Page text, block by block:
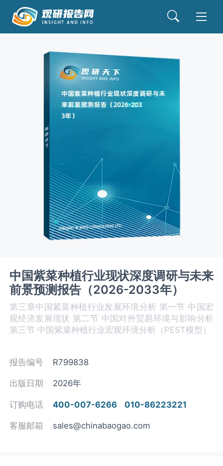
中国紫菜种植行业现状深度调研与未来
前景预测报告（2026-2033年）
第三章中国紫菜种植‌‌‌行业发展环境分析 第一节 中国宏
观经济发展现状 第二节 中国对外贸易环境与影响分析
第三节 中国紫菜种植‌‌‌行业宏观环境分析（PEST模型）
报告编号 R799838
出版日期 2026年
订购电话 400-007-6266 010-86223221
客服邮箱 sales@chinabaogao.com